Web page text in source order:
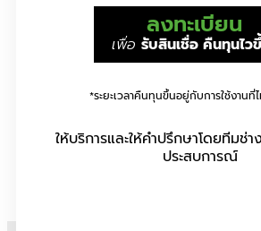
ลงทะเบียน
เพื่อ รับสินเชื่อ คืนทุนไว
*ระยะเวลาคืนทุนขึ้นอยู่กับการใช้งานที่
ให้บริการและให้คำปรึกษาโดยทีมช่
ประสบการณ์